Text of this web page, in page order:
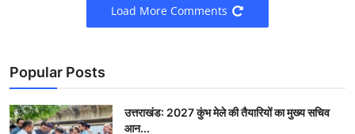
Load More Comments
Popular Posts
उत्तराखंड: 2027 कुंभ मेले की तैयारियों का मुख्य सचिव
आन...